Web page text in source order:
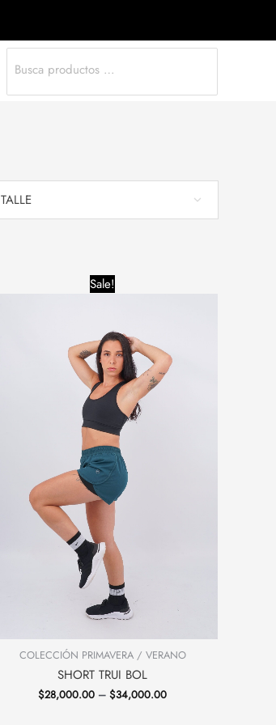
for:
TALLE
Sale!
COLECCIÓN PRIMAVERA / VERANO
SHORT TRUI BOL
$28,000.00 – $34,000.00